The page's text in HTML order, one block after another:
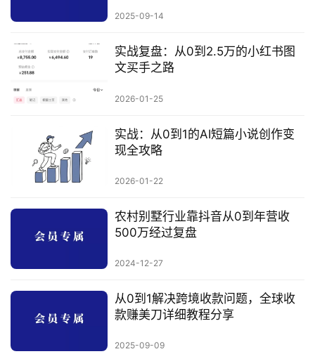
2025-09-14
实战复盘：从0到2.5万的小红书图
文买手之路
2026-01-25
实战：从0到1的AI短篇小说创作变
现全攻略
2026-01-22
农村别墅行业靠抖音从0到年营收
500万经过复盘
2024-12-27
从0到1解决跨境收款问题，全球收
款赚美刀详细教程分享
2025-09-09